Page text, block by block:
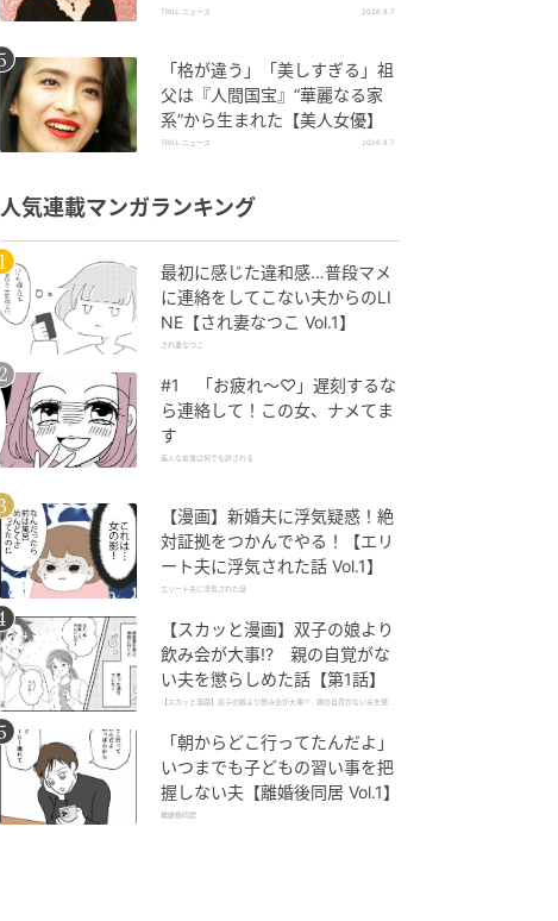
た「別格」の完成度
TRILL ニュース 2026.8.7
「格が違う」「美しすぎる」祖
父は『人間国宝』“華麗なる家
系”から生まれた【美人女優】
TRILL ニュース 2026.8.7
人気連載マンガランキング
最初に感じた違和感…普段マメ
に連絡をしてこない夫からのLI
NE【され妻なつこ Vol.1】
され妻なつこ
#1 「お疲れ〜♡」遅刻するな
ら連絡して！この女、ナメてま
す
美人な友達は何でも許される
【漫画】新婚夫に浮気疑惑！絶
対証拠をつかんでやる！【エリ
ート夫に浮気された話 Vol.1】
エリート夫に浮気された話
【スカッと漫画】双子の娘より
飲み会が大事!? 親の自覚がな
い夫を懲らしめた話【第1話】
【スカッと漫画】双子の娘より飲み会が大事!? 親の自覚がない夫を懲ら
「朝からどこ行ってたんだよ」
いつまでも子どもの習い事を把
握しない夫【離婚後同居 Vol.1】
離婚後同居